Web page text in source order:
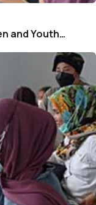
and Youth…